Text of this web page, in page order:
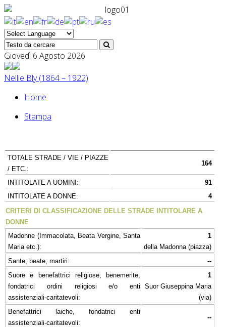
Giovedì 6 Agosto 2026
Nellie Bly (1864 – 1922)
Home
Stampa
TOTALE STRADE / VIE / PIAZZE
/ ETC.:
164
INTITOLATE A UOMINI:
91
INTITOLATE A DONNE:
4
CRITERI DI CLASSIFICAZIONE DELLE STRADE INTITOLARE A
DONNE
Madonne (Immacolata, Beata Vergine, Santa
Maria etc.):
1
della Madonna (piazza)
Sante, beate, martiri:
--
Suore e benefattrici religiose, benemerite,
fondatrici ordini religiosi e/o enti
assistenziali-caritatevoli:
1
Suor Giuseppina Maria
(via)
Benefattrici laiche, fondatrici enti
assistenziali-caritatevoli:
--